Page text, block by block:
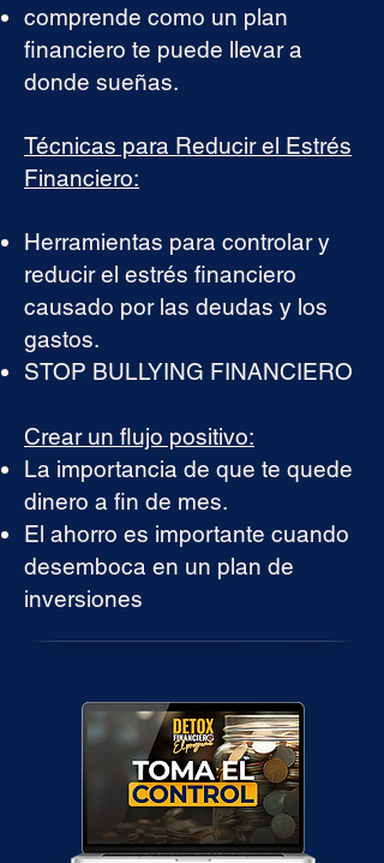
comprende como un plan
financiero te puede llevar a
donde sueñas.
Técnicas para Reducir el Estrés
Financiero:
Herramientas para controlar y
reducir el estrés financiero
causado por las deudas y los
gastos.
STOP BULLYING FINANCIERO
Crear un flujo positivo:
La importancia de que te quede
dinero a fin de mes.
El ahorro es importante cuando
desemboca en un plan de
inversiones